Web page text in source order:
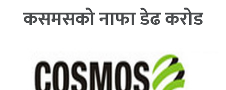
कसमसको नाफा डेढ करोड